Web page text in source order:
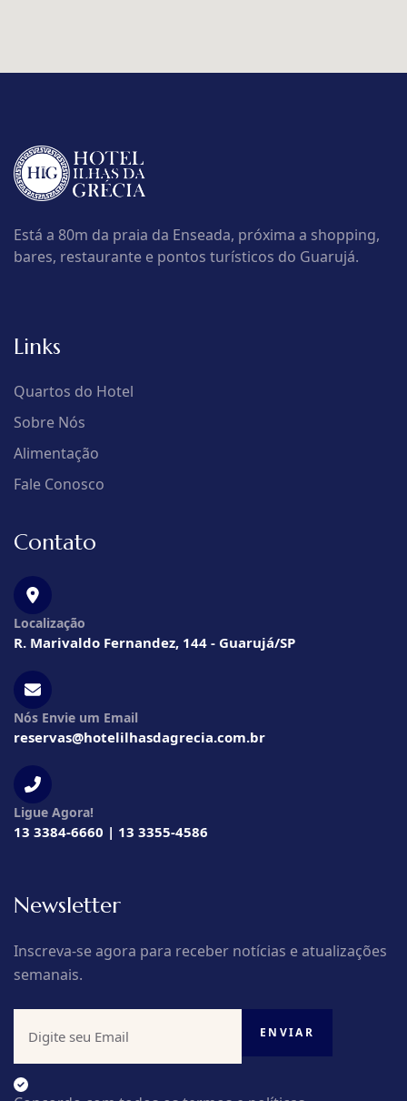
Está a 80m da praia da Enseada, próxima a shopping,
bares, restaurante e pontos turísticos do Guarujá.
Links
Quartos do Hotel
Sobre Nós
Alimentação
Fale Conosco
Contato
Localização
R. Marivaldo Fernandez, 144 - Guarujá/SP
Nós Envie um Email
reservas@hotelilhasdagrecia.com.br
Ligue Agora!
13 3384-6660 | 13 3355-4586
Newsletter
Inscreva-se agora para receber notícias e atualizações
semanais.